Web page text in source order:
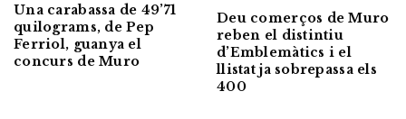
Una carabassa de 49’71
quilograms, de Pep
Ferriol, guanya el
concurs de Muro
Deu comerços de Muro
reben el distintiu
d’Emblemàtics i el
llistat ja sobrepassa els
400